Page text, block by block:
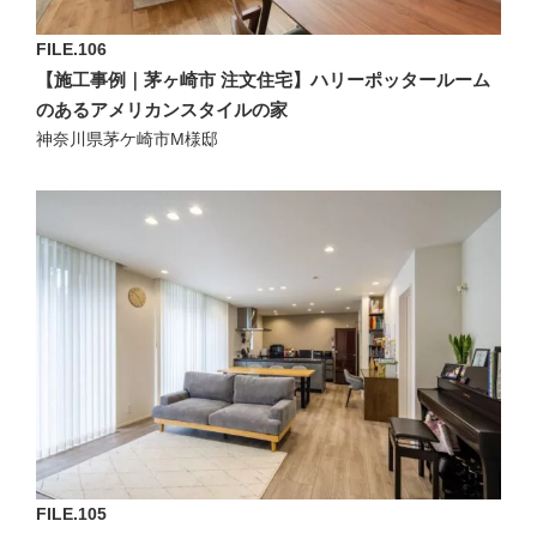
FILE.106
【施工事例｜茅ヶ崎市 注文住宅】ハリーポッタールーム
のあるアメリカンスタイルの家
神奈川県茅ケ崎市M様邸
FILE.105